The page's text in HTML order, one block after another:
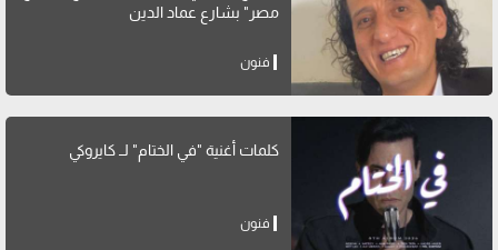
مصر" بشارع عماد الدين
فنون
كلمات أغنية "في الختام" لــ كايروكي
فنون